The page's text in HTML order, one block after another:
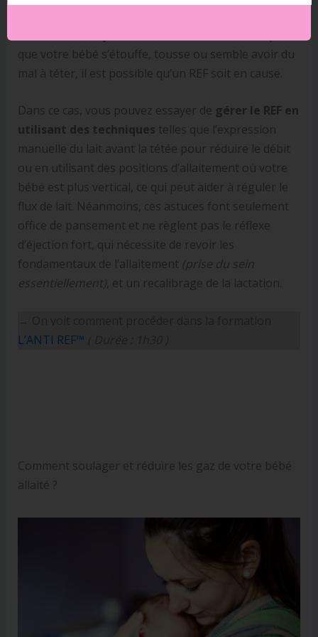
que votre bébé s’étouffe, tousse ou semble avoir du
mal à téter, il est possible qu’un REF soit en cause.
Dans ce cas, vous pouvez essayer de gérer le REF en
utilisant des techniques telles que l’expression
manuelle du lait avant la tétée pour réduire le débit
ou en utilisant des positions d’allaitement où votre
bébé est plus vertical, ce qui peut aider à réguler le
flux de lait. Néanmoins, ces astuces font seulement
office de pansement et ne règlent pas le réflexe
d’éjection fort, qui nécessite de revoir les
fondamentaux de l’allaitement (prise du sein
essentiellement), et un recalibrage de la lactation.
L’ANTI REF™
Comment soulager et réduire les gaz de votre bébé
allaité ?